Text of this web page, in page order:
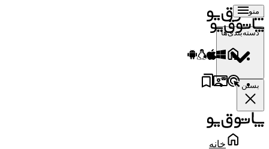
منو
دسته‌بندی‌ها
بستن
خانه